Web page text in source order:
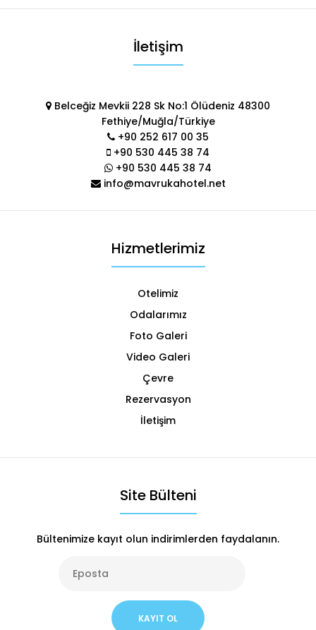
İletişim
Belceğiz Mevkii 228 Sk No:1 Ölüdeniz 48300
Fethiye/Muğla/Türkiye
+90 252 617 00 35
+90 530 445 38 74
+90 530 445 38 74
info@mavrukahotel.net
Hizmetlerimiz
Otelimiz
Odalarımız
Foto Galeri
Video Galeri
Çevre
Rezervasyon
İletişim
Site Bülteni
Bültenimize kayıt olun indirimlerden faydalanın.
KAYIT OL